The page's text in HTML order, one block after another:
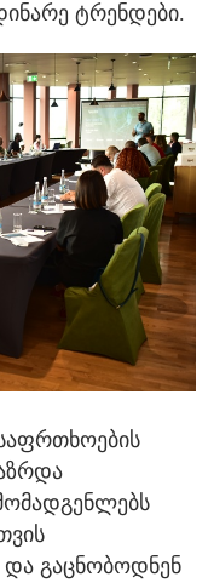
ტრენდები.
და გაცნობოდნენ